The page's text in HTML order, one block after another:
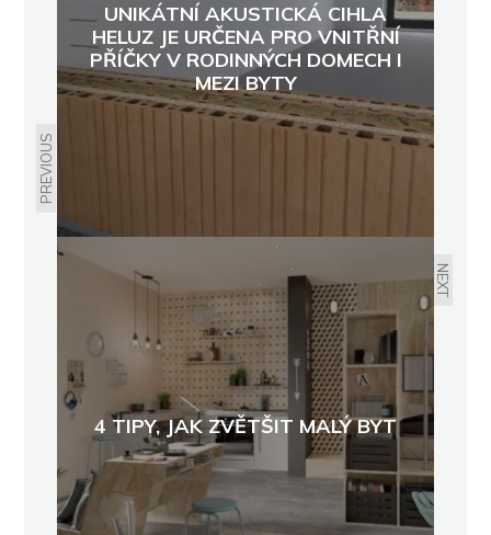
PREVIOUS
UNIKÁTNÍ AKUSTICKÁ CIHLA
HELUZ JE URČENA PRO VNITŘNÍ
PŘÍČKY V RODINNÝCH DOMECH I
MEZI BYTY
NEXT
4 TIPY, JAK ZVĚTŠIT MALÝ BYT